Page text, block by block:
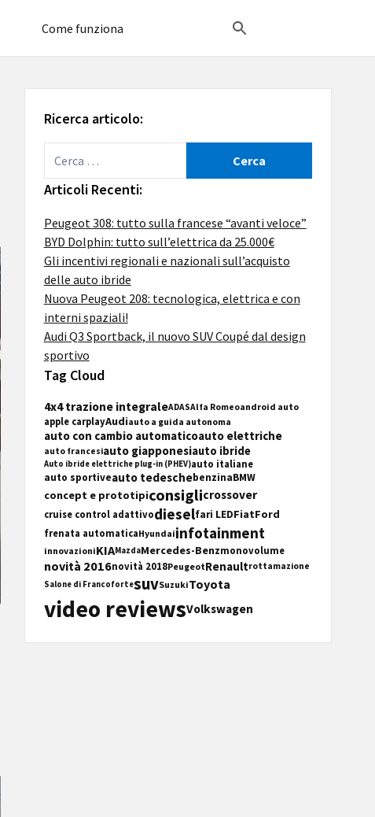
Come funziona
Ricerca articolo:
Articoli Recenti:
Peugeot 308: tutto sulla francese “avanti veloce”
BYD Dolphin: tutto sull’elettrica da 25.000€
Gli incentivi regionali e nazionali sull’acquisto
delle auto ibride
Nuova Peugeot 208: tecnologica, elettrica e con
interni spaziali!
Audi Q3 Sportback, il nuovo SUV Coupé dal design
sportivo
Tag Cloud
4x4 trazione integraleADASAlfa Romeoandroid auto
apple carplayAudiauto a guida autonoma
auto con cambio automaticoauto elettriche
auto francesiauto giapponesiauto ibride
Auto ibride elettriche plug-in (PHEV)auto italiane
auto sportiveauto tedeschebenzinaBMW
concept e prototipiconsiglicrossover
cruise control adattivodieselfari LEDFiatFord
frenata automaticaHyundaiinfotainment
innovazioniKIAMazdaMercedes-Benzmonovolume
novità 2016novità 2018PeugeotRenaultrottamazione
Salone di FrancofortesuvSuzukiToyota
video reviewsVolkswagen